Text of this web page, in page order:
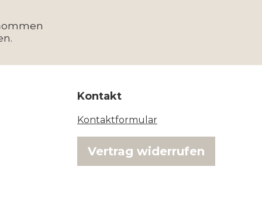
Kontakt
Kontaktformular
Vertrag widerrufen